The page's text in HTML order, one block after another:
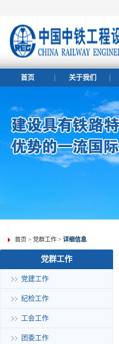
首页 关于我们
首页 > 党群工作 > 详细信息
党群工作
党建工作
纪检工作
工会工作
团委工作